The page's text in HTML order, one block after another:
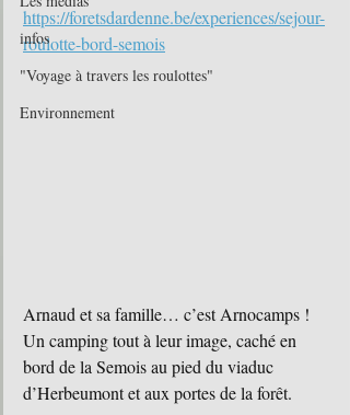
infos
"Voyage à travers les roulottes"
Environnement
https://foretsdardenne.be/experiences/sejour-
roulotte-bord-semois
Arnaud et sa famille… c’est Arnocamps !
Un camping tout à leur image, caché en
bord de la Semois au pied du viaduc
d’Herbeumont et aux portes de la forêt.